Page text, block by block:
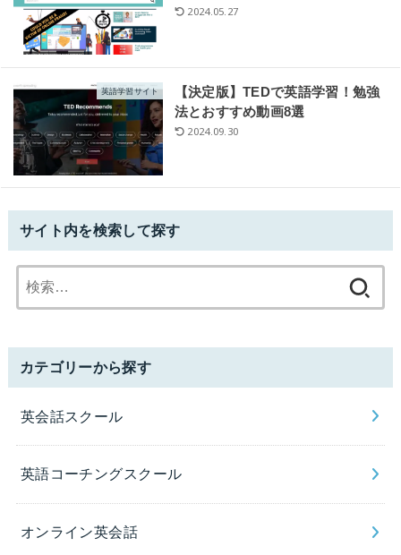
2024.05.27
英語学習サイト
【決定版】TEDで英語学習！勉強
法とおすすめ動画8選
2024.09.30
サイト内を検索して探す
索:
カテゴリーから探す
英会話スクール
英語コーチングスクール
オンライン英会話